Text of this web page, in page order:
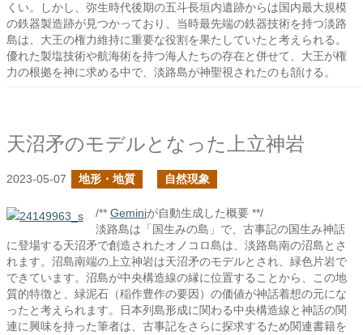
くい。しかし、弥生時代後期の五斗長垣内遺跡からは国内最大規模
の鉄器製造跡が見つかっており、当時最先端の鉄器技術を持つ淡路
島は、大王の権力維持に重要な役割を果たしていたと考えられる。
優れた製塩技術や航海術を持つ海人たちの存在と併せて、大王が権
力の根拠を神に求める中で、淡路島が神聖視されたのも頷ける。
天沼矛のモデルとなった上立神岩
2023-05-07 地形・地質 自然現象
/** Geminiが自動生成した概要 **/
淡路島は「国生みの島」で、古事記の国生み神話
に登場する天沼矛で創造されたオノコロ島は、淡路島南の沼島とさ
れます。沼島南端の上立神岩は天沼矛のモデルとされ、緑色片岩で
できています。沼島が中央構造線の縁に位置することから、この地
質的特徴と、緑泥石（稲作豊作の要因）の価値が神話着想の元にな
ったと考えられます。日本列島形成に関わる中央構造線と神話の関
連に興味を持った筆者は、古事記をさらに探求するため関連書籍を